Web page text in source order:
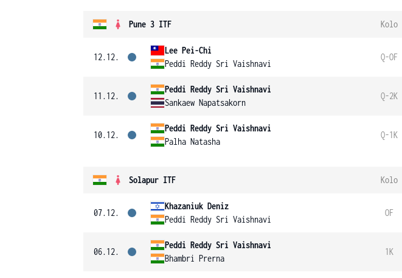
Pune 3 ITF Kolo
12.12.
Lee Pei-Chi
Peddi Reddy Sri Vaishnavi
Q-OF
11.12.
Peddi Reddy Sri Vaishnavi
Sankaew Napatsakorn
Q-2K
10.12.
Peddi Reddy Sri Vaishnavi
Palha Natasha
Q-1K
Solapur ITF Kolo
07.12.
Khazaniuk Deniz
Peddi Reddy Sri Vaishnavi
OF
06.12.
Peddi Reddy Sri Vaishnavi
Bhambri Prerna
1K